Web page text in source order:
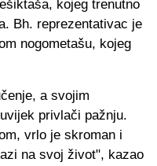
kojeg trenutno
Bh. reprezentativac je
nogometašu, kojeg
a svojim
privlači pažnju.
vrlo je skroman i
na svoj život", kazao